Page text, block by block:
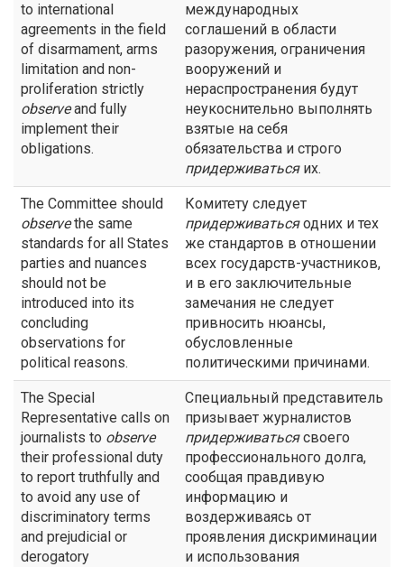
to international
agreements in the field
of disarmament, arms
limitation and non-
proliferation strictly
observeand fully
implement their
obligations.
международных
соглашений в области
разоружения, ограничения
вооружений и
нераспространения будут
неукоснительно выполнять
взятые на себя
обязательства и строго
придерживатьсяих.
The Committee should
observethe same
standards for all States
parties and nuances
should not be
introduced into its
concluding
observations for
political reasons.
Комитету следует
придерживатьсяодних и тех
же стандартов в отношении
всех государств-участников,
и в его заключительные
замечания не следует
привносить нюансы,
обусловленные
политическими причинами.
The Special
Representative calls on
journalists to observe
their professional duty
to report truthfully and
to avoid any use of
discriminatory terms
and prejudicial or
derogatory
Специальный представитель
призывает журналистов
придерживатьсясвоего
профессионального долга,
сообщая правдивую
информацию и
воздерживаясь от
проявления дискриминации
и использования